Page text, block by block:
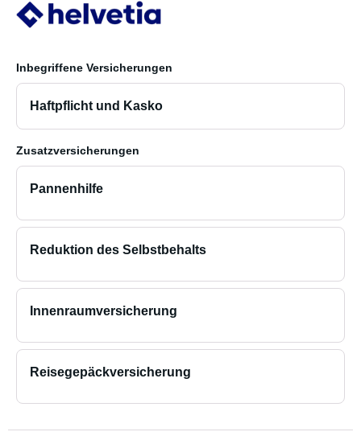
Inbegriffene Versicherungen
Haftpflicht und Kasko
Zusatzversicherungen
Pannenhilfe
Reduktion des Selbstbehalts
Innenraumversicherung
Reisegepäckversicherung